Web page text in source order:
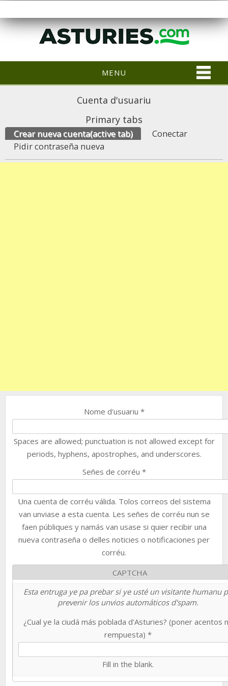
MENU
Cuenta d'usuariu
Primary tabs
Crear nueva cuenta(active tab)
Conectar
Pidir contraseña nueva
Nome d'usuariu *
Spaces are allowed; punctuation is not allowed except for
periods, hyphens, apostrophes, and underscores.
Señes de corréu *
Una cuenta de corréu válida. Tolos correos del sistema
van unviase a esta cuenta. Les señes de corréu nun se
faen públiques y namás van usase si quier recibir una
nueva contraseña o delles noticies o notificaciones per
corréu.
CAPTCHA
Esta entruga ye pa prebar si ye usté un visitante humanu
prevenir los unvios automáticos d'spam.
¿Cual ye la ciudá más poblada d'Asturies? (poner acentos
rempuesta) *
Fill in the blank.